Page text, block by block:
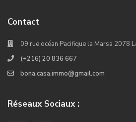
Contact
09 rue océan Pacifique la Marsa 2078
(+216) 20 836 667
bona.casa.immo@gmail.com
Réseaux Sociaux :